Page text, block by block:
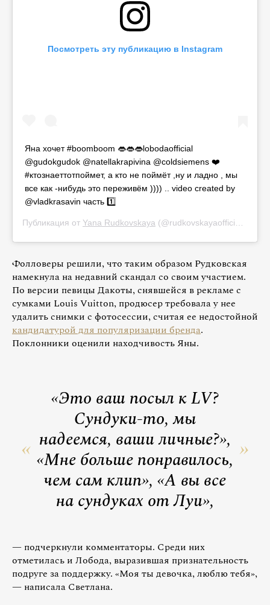
Посмотреть эту публикацию в Instagram
Яна хочет #boomboom 👄👄👄lobodaofficial
@gudokgudok @natellakrapivina @coldsiemens ❤️
#ктознаеттотпоймет, а кто не поймёт ,ну и ладно , мы
все как -нибудь это переживём )))) .. video created by
@vladkrasavin часть 1️⃣
Публикация от Yana Rudkovskaya (@rudkovskayaofficial)
Фолловеры решили, что таким образом Рудковская
намекнула на недавний скандал со своим участием.
По версии певицы Дакоты, снявшейся в рекламе с
сумками Louis Vuitton, продюсер требовала у нее
удалить снимки с фотосессии, считая ее недостойной
кандидатурой для популяризации бренда.
Поклонники оценили находчивость Яны.
«Это ваш посыл к LV?
Сундуки-то, мы
надеемся, ваши личные?»,
«Мне больше понравилось,
чем сам клип», «А вы все
на сундуках от Луи»,
— подчеркнули комментаторы. Среди них
отметилась и Лобода, выразившая признательность
подруге за поддержку. «Моя ты девочка, люблю тебя»,
— написала Светлана.